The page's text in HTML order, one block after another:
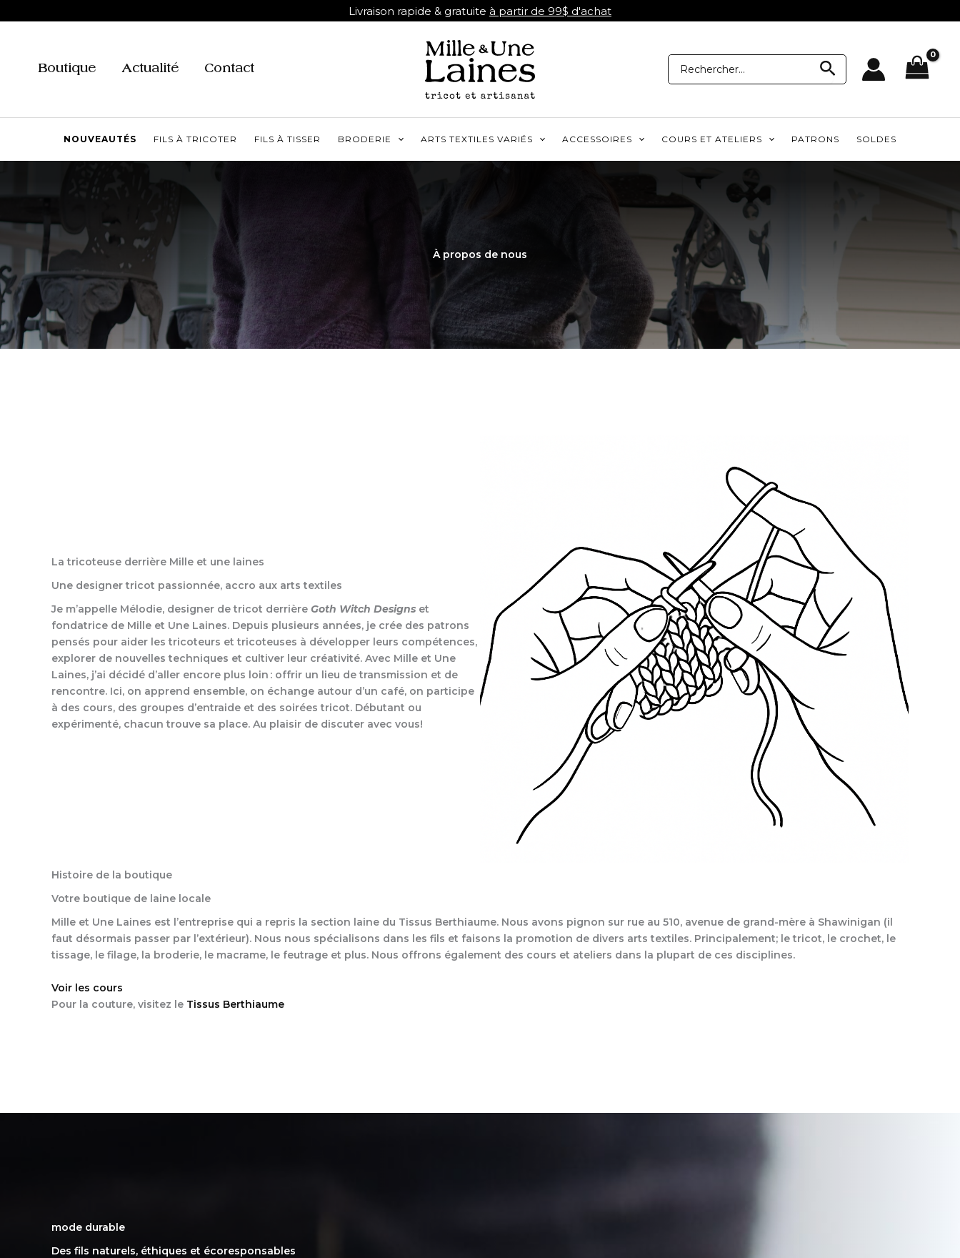
au
Livraison rapide & gratuite à partir de 99$ d'achat
Boutique Actualité Contact
Recherche
pour:
Recherche
NOUVEAUTÉS FILS À TRICOTER FILS À TISSER BRODERIE ARTS TEXTILES VARIÉS ACCESSOIRES COURS ET ATELIERS PATRONS SOLDES
À propos de nous
La tricoteuse derrière Mille et une laines​​​
Une designer tricot passionnée, accro aux arts textiles
Je m’appelle Mélodie, designer de tricot derrière Goth Witch Designs et
fondatrice de Mille et Une Laines. Depuis plusieurs années, je crée des patrons
pensés pour aider les tricoteurs et tricoteuses à développer leurs compétences,
explorer de nouvelles techniques et cultiver leur créativité. Avec Mille et Une
Laines, j’ai décidé d’aller encore plus loin : offrir un lieu de transmission et de
rencontre. Ici, on apprend ensemble, on échange autour d’un café, on participe
à des cours, des groupes d’entraide et des soirées tricot. Débutant ou
expérimenté, chacun trouve sa place. Au plaisir de discuter avec vous!
Histoire de la boutique​​
Votre boutique de laine locale
Mille et Une Laines est l’entreprise qui a repris la section laine du Tissus Berthiaume. Nous avons pignon sur rue au 510, avenue de grand-mère à Shawinigan (il
faut désormais passer par l’extérieur). Nous nous spécialisons dans les fils et faisons la promotion de divers arts textiles. Principalement; le tricot, le crochet, le
tissage, le filage, la broderie, le macrame, le feutrage et plus. Nous offrons également des cours et ateliers dans la plupart de ces disciplines.
Voir les cours
Pour la couture, visitez le Tissus Berthiaume
mode durable
Des fils naturels, éthiques et écoresponsables